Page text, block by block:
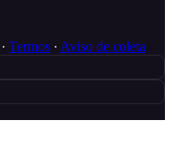
∙ Termos ∙ Aviso de coleta